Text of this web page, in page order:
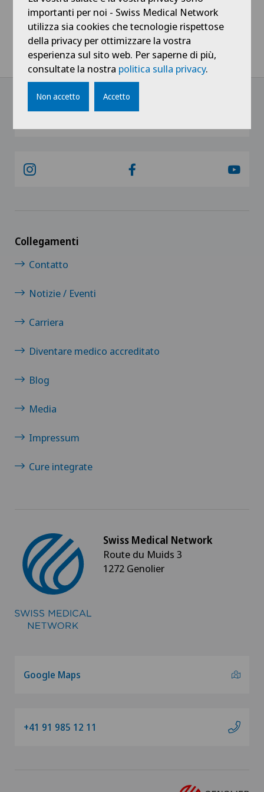
Clinique de Genolier
Clinique de Montchoisi
Clinique de Valère
Clinique Générale-Beaulieu
Clinique Montbrillant
Genolier Innovation Hub SA
Medizinisches Zentrum Biel (MZB)
Physiotherapie Solothurn AG
Privatklinik Lindberg
Privatklinik Obach
Privatklinik Siloah
Leggi altro
Collegamenti
Contatto
Notizie / Eventi
Carriera
Diventare medico accreditato
Blog
Media
Impressum
Cure integrate
Swiss Medical Network
Route du Muids 3
1272 Genolier
Google Maps
+41 91 985 12 11
importanti per noi - Swiss Medical Network
utilizza sia cookies che tecnologie rispettose
della privacy per ottimizzare la vostra
esperienza sul sito web. Per saperne di più,
consultate la nostra politica sulla privacy.
Non accetto Accetto